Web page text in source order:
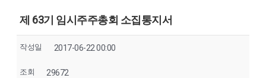
제 63기 임시주주총회 소집통지서
작성일 2017-06-22 00:00
조회 29672